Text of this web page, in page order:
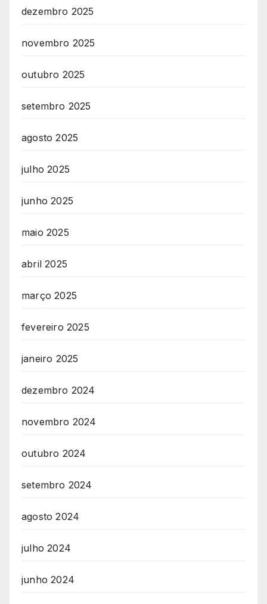
dezembro 2025
novembro 2025
outubro 2025
setembro 2025
agosto 2025
julho 2025
junho 2025
maio 2025
abril 2025
março 2025
fevereiro 2025
janeiro 2025
dezembro 2024
novembro 2024
outubro 2024
setembro 2024
agosto 2024
julho 2024
junho 2024